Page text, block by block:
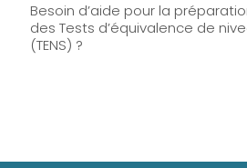
Besoin d’aide pour la
des Tests d’équivalence de
(TENS) ?